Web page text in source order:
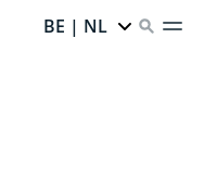
BE | NL